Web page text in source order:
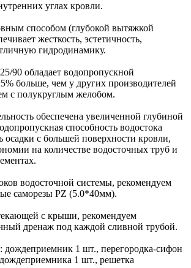
углах кровли.
способом (глубокой вытяжкой
жесткость, эстетичность,
гидродинамику.
90 обладает водопропускной
больше, чем у других производителей
с полукруглым желобом.
обеспечена увеличенной глубиной
способность водостока
осадки с большей поверхности кровли,
на количестве водосточных труб и
водосточной системы, рекомендуем
саморезы PZ (5.0*40мм).
с крыши, рекомендуем
дренаж под каждой сливной трубой.
дождеприемник 1 шт., перегородка-сифон
1 шт., решетка